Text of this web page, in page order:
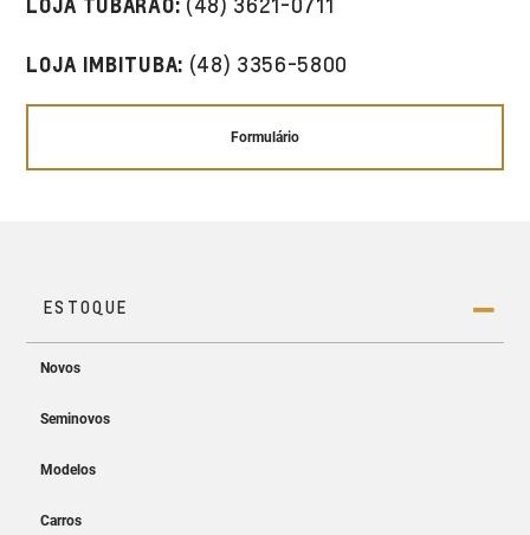
LOJA IMBITUBA: (48) 3356-5800
Formulário